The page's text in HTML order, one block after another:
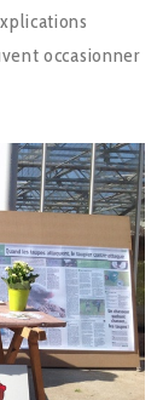
occasionner